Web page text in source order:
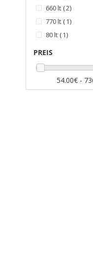
660 lt 2Artikel
770 lt
1Artikel
80 lt
1Artikel
PREIS
54.00€ -